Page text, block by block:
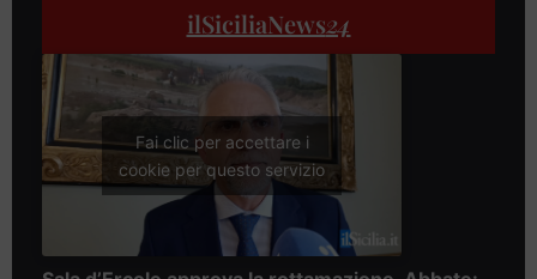
ilSiciliaNews24
Fai clic per accettare i
cookie per questo servizio